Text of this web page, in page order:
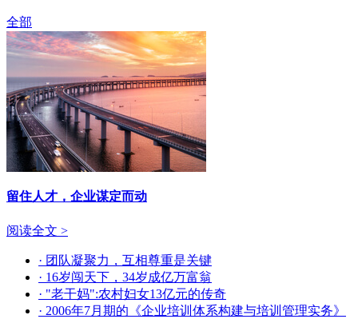
全部
留住人才，企业谋定而动
阅读全文 >
· 团队凝聚力，互相尊重是关键
· 16岁闯天下，34岁成亿万富翁
· "老干妈":农村妇女13亿元的传奇
· 2006年7月期的《企业培训体系构建与培训管理实务》